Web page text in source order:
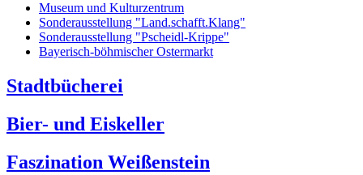
Museum und Kulturzentrum
Sonderausstellung "Land.schafft.Klang"
Sonderausstellung "Pscheidl-Krippe"
Bayerisch-böhmischer Ostermarkt
Stadtbücherei
Bier- und Eiskeller
Faszination Weißenstein